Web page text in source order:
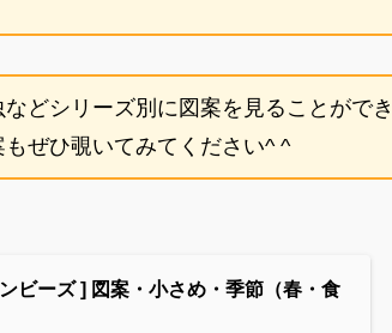
どシリーズ別に図案を見ることができ
ぜひ覗いてみてください^ ^
ビーズ ] 図案・小さめ・季節（春・食